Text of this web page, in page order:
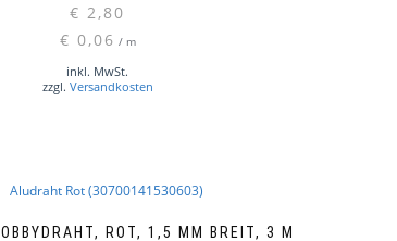
€ 2,80
€ 0,06 / m
inkl. MwSt.
zzgl. Versandkosten
ROT, 1,5 MM BREIT, 3 M